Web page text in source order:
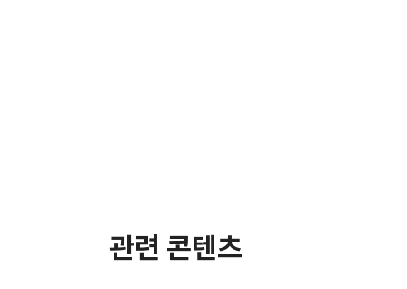
관련 콘텐츠